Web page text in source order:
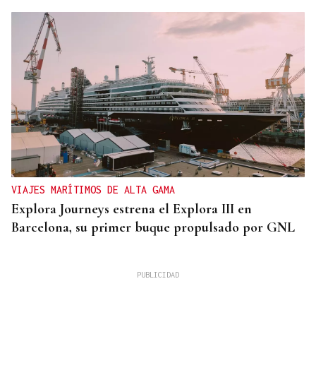
VIAJES MARÍTIMOS DE ALTA GAMA
Explora Journeys estrena el Explora III en
Barcelona, su primer buque propulsado por GNL